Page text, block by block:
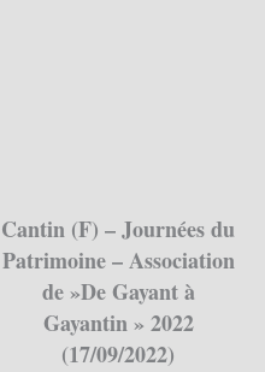
Cantin (F) – Journées du
Patrimoine – Association
de »De Gayant à
Gayantin » 2022
(17/09/2022)